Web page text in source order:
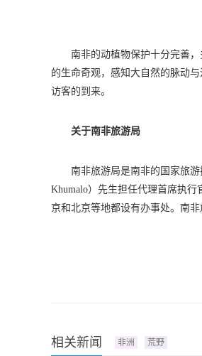
南非的动植物保护十分完善
的生命奇观，感知大自然的脉动
访客的到来。
关于南非旅游局
南非旅游局是南非的国家旅
Khumalo）先生担任代理首席执
京和北京等地都设有办事处。南非
相关新闻 非洲 荒野